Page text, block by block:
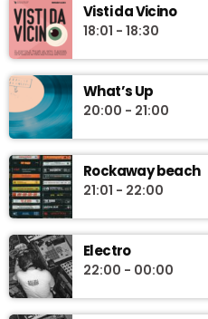
Visti da Vicino
18:01 - 18:30
What’s Up
20:00 - 21:00
Rockaway beach
21:01 - 22:00
Electro
22:00 - 00:00